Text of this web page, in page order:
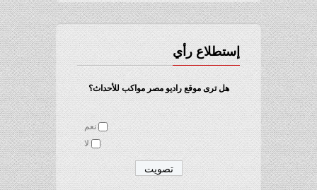
إستطلاع رأي
هل ترى موقع راديو مصر مواكب للأحداث؟
نعم
لا